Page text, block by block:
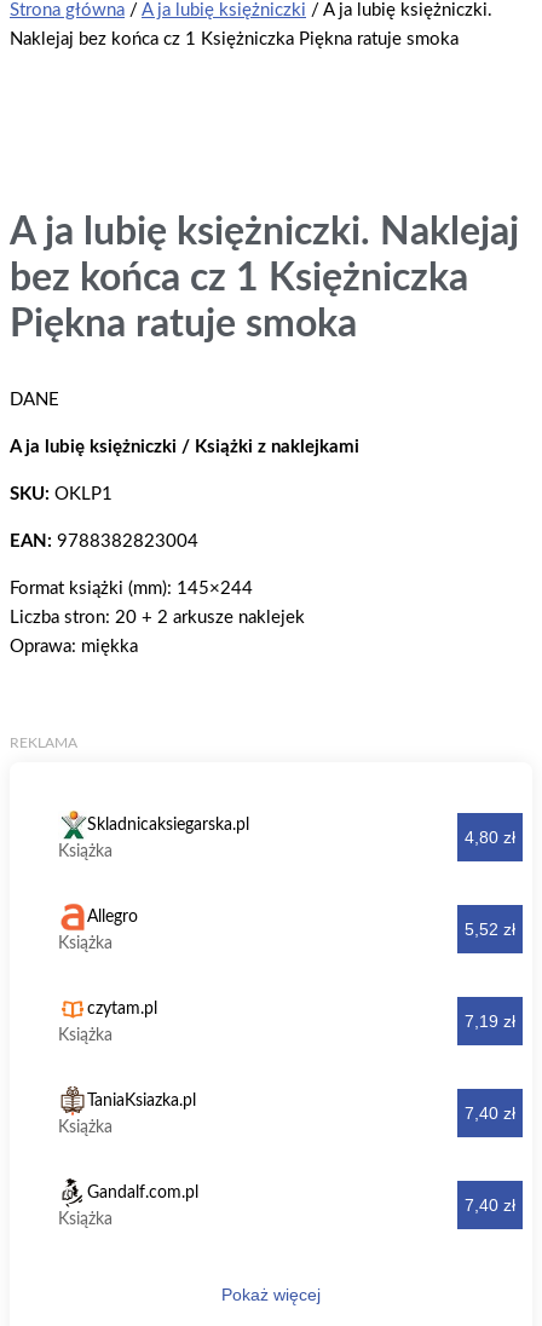
Strona główna / A ja lubię księżniczki / A ja lubię księżniczki.
Naklejaj bez końca cz 1 Księżniczka Piękna ratuje smoka
A ja lubię księżniczki. Naklejaj
bez końca cz 1 Księżniczka
Piękna ratuje smoka
DANE
A ja lubię księżniczki / Książki z naklejkami
SKU: OKLP1
EAN: 9788382823004
Format książki (mm): 145×244
Liczba stron: 20 + 2 arkusze naklejek
Oprawa: miękka